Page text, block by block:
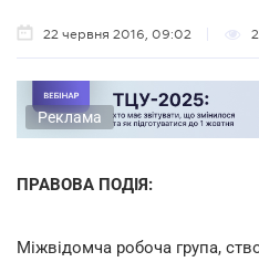
22 червня 2016, 09:02
Реклама
ПРАВОВА ПОДІЯ:
Міжвідомча робоча група,